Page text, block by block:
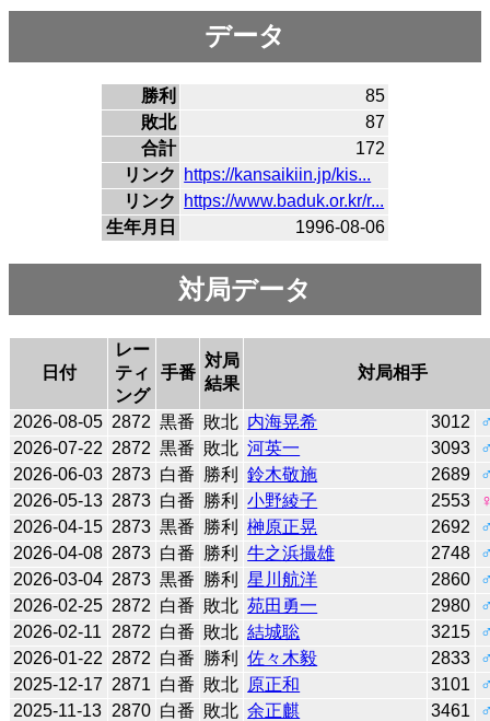
データ
勝利
85
敗北
87
合計
172
リンク
https://kansaikiin.jp/kis...
リンク
https://www.baduk.or.kr/r...
生年月日
1996-08-06
対局データ
日付
レー
ティ
ング
手番
対局
結果
対局相手
2026-08-05 2872 黒番 敗北 内海晃希 3012
2026-07-22 2872 黒番 敗北 河英一 3093
2026-06-03 2873 白番 勝利 鈴木敬施 2689
2026-05-13 2873 白番 勝利 小野綾子 2553
2026-04-15 2873 黒番 勝利 榊原正晃 2692
2026-04-08 2873 白番 勝利 牛之浜撮雄 2748
2026-03-04 2873 黒番 勝利 星川航洋 2860
2026-02-25 2872 白番 敗北 苑田勇一 2980
2026-02-11
2872 白番 敗北 結城聡 3215
2026-01-22 2872 白番 勝利 佐々木毅 2833
2025-12-17 2871 白番 敗北 原正和 3101
2025-11-13 2870 白番 敗北 余正麒 3461